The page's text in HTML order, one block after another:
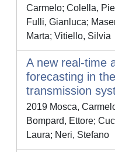
Carmelo; Colella,
Fulli, Gianluca;
Marta; Vitiello, Silvia
A new real-time
forecasting in
transmission
2019 Mosca,
Bompard, Ettore;
Laura; Neri, Stefano